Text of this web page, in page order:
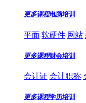
更多课程电脑培训
平面 软硬件 网站
更多课程财会培训
会计证 会计职称
更多课程学历培训